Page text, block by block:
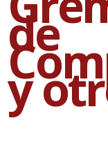
de
y